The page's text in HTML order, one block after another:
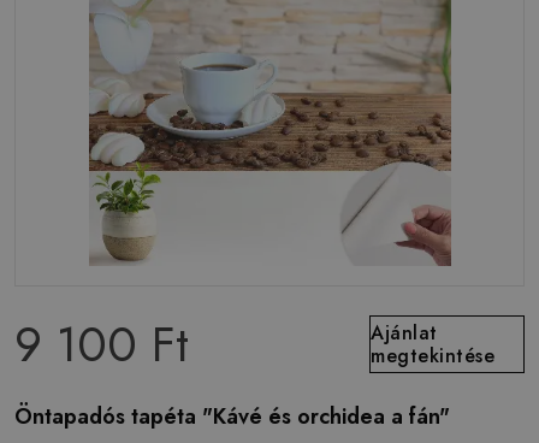
9 100 Ft
Ajánlat
megtekintése
Öntapadós tapéta "Kávé és orchidea a fán"